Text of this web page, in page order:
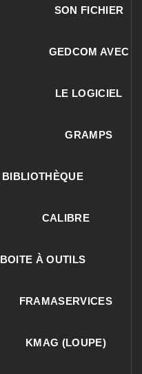
SON FICHIER
GEDCOM AVEC
LE LOGICIEL
GRAMPS
BIBLIOTHÈQUE
CALIBRE
BOITE À OUTILS
FRAMASERVICES
KMAG (LOUPE)